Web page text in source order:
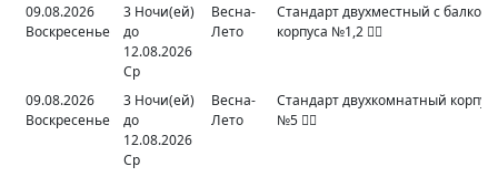
09.08.2026
Воскресенье
3 Ночи(ей)
до
12.08.2026
Ср
Весна-
Лето
Стандарт двухместный с
корпуса №1,2 
09.08.2026
Воскресенье
3 Ночи(ей)
до
12.08.2026
Ср
Весна-
Лето
Стандарт двухкомнатный корпус
№5 